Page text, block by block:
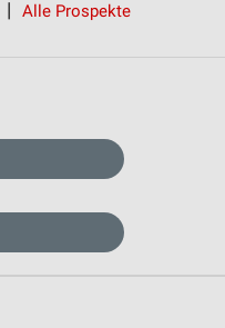
Alle Prospekte